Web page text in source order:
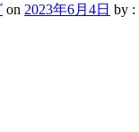
on 2023年6月4日 by :